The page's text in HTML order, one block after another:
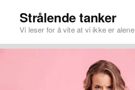
Strålende tanker
Vi leser for å vite at vi ikke er alene